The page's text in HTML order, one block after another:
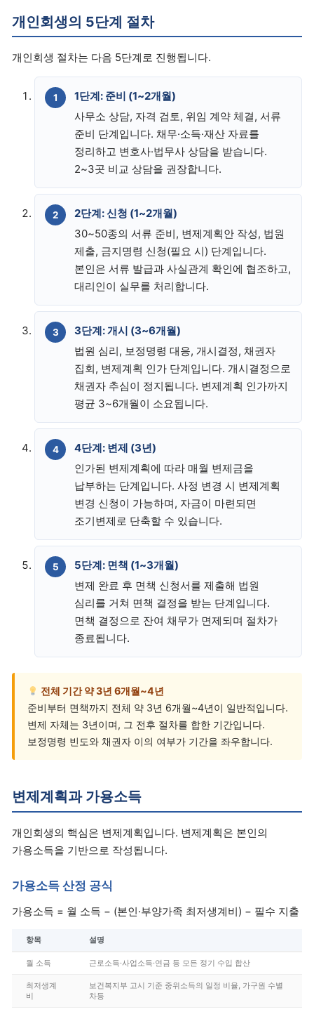
개인회생의 5단계 절차
개인회생 절차는 다음 5단계로 진행됩니다.
1단계: 준비 (1~2개월)
사무소 상담, 자격 검토, 위임 계약 체결, 서류
준비 단계입니다. 채무·소득·재산 자료를
정리하고 변호사·법무사 상담을 받습니다.
2~3곳 비교 상담을 권장합니다.
2단계: 신청 (1~2개월)
30~50종의 서류 준비, 변제계획안 작성, 법원
제출, 금지명령 신청(필요 시) 단계입니다.
본인은 서류 발급과 사실관계 확인에 협조하고,
대리인이 실무를 처리합니다.
3단계: 개시 (3~6개월)
법원 심리, 보정명령 대응, 개시결정, 채권자
집회, 변제계획 인가 단계입니다. 개시결정으로
채권자 추심이 정지됩니다. 변제계획 인가까지
평균 3~6개월이 소요됩니다.
4단계: 변제 (3년)
인가된 변제계획에 따라 매월 변제금을
납부하는 단계입니다. 사정 변경 시 변제계획
변경 신청이 가능하며, 자금이 마련되면
조기변제로 단축할 수 있습니다.
5단계: 면책 (1~3개월)
변제 완료 후 면책 신청서를 제출해 법원
심리를 거쳐 면책 결정을 받는 단계입니다.
면책 결정으로 잔여 채무가 면제되며 절차가
종료됩니다.
전체 기간 약 3년 6개월~4년
준비부터 면책까지 전체 약 3년 6개월~4년이 일반적입니다.
변제 자체는 3년이며, 그 전후 절차를 합한 기간입니다.
보정명령 빈도와 채권자 이의 여부가 기간을 좌우합니다.
변제계획과 가용소득
개인회생의 핵심은 변제계획입니다. 변제계획은 본인의
가용소득을 기반으로 작성됩니다.
가용소득 산정 공식
가용소득 = 월 소득 − (본인·부양가족 최저생계비) − 필수 지출
항목 설명
월 소득 근로소득·사업소득·연금 등 모든 정기 수입 합산
최저생계
비
보건복지부 고시 기준 중위소득의 일정 비율, 가구원 수별
차등